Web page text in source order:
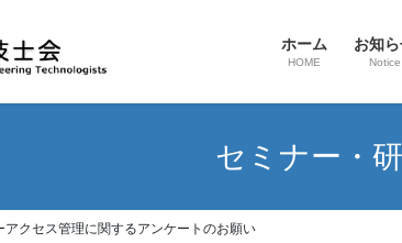
ホーム
HOME
お知
Notice
セミナー・
アクセス管理に関するアンケートのお願い